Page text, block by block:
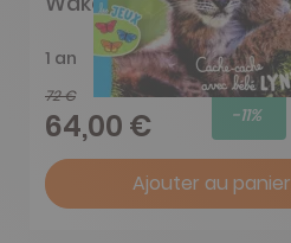
1 an
72 €
64,00 € -11%
Ajouter au panier